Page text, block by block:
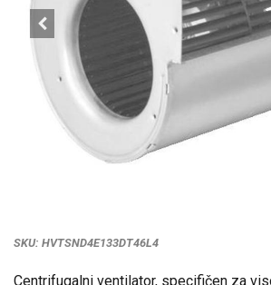
SKU: HVTSND4E133DT46L4
Centrifugalni ventilator, specifičen za